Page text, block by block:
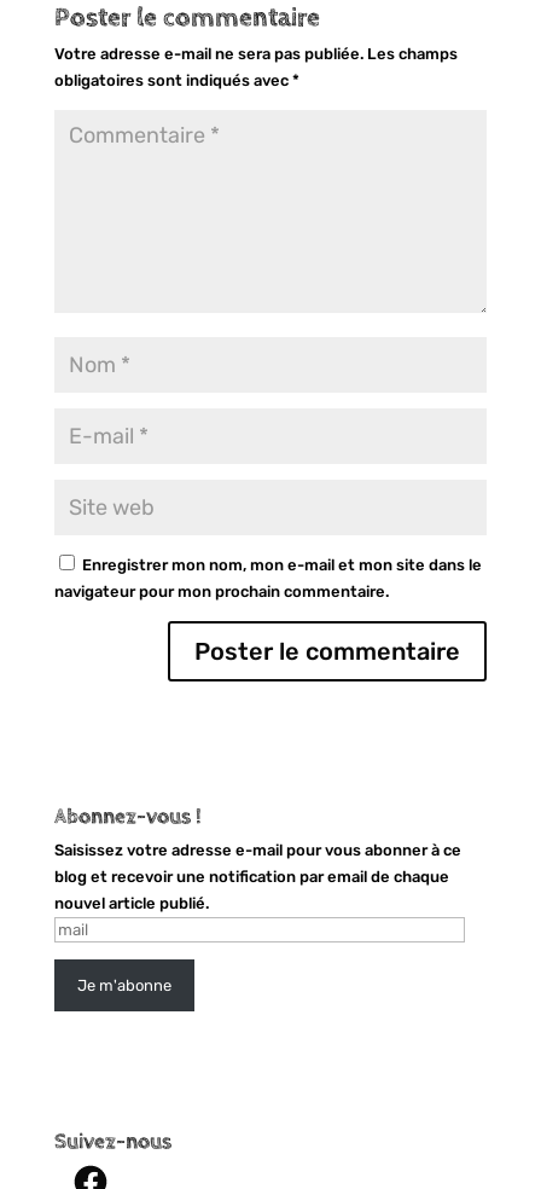
Poster le commentaire
Votre adresse e-mail ne sera pas publiée. Les champs
obligatoires sont indiqués avec *
Enregistrer mon nom, mon e-mail et mon site dans le
navigateur pour mon prochain commentaire.
Abonnez-vous !
Saisissez votre adresse e-mail pour vous abonner à ce
blog et recevoir une notification par email de chaque
nouvel article publié.
mail
Je m'abonne
Suivez-nous
Facebook